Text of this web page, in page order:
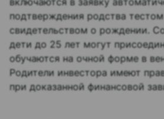
подтверждения родства
свидетельством о рождении.
дети до 25 лет могут
обучаются на очной форме в
Родители инвестора имеют
при доказанной финансовой